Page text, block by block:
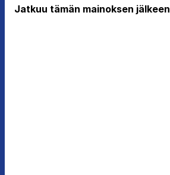
Jatkuu tämän mainoksen jälkeen